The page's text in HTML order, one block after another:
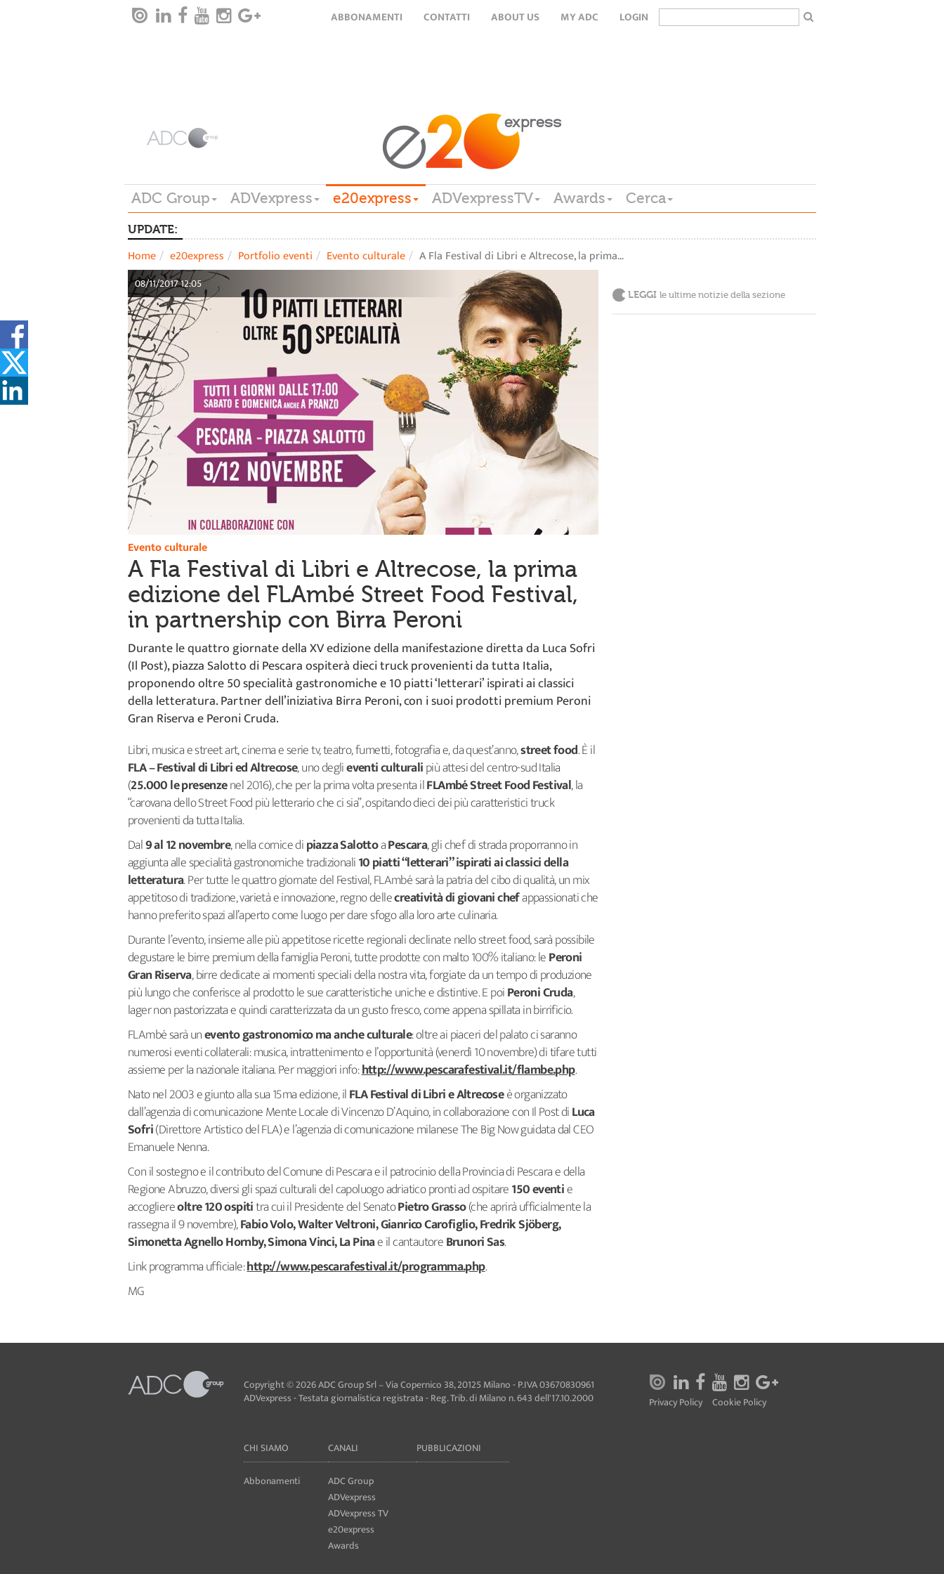
ABBONAMENTI CONTATTI ABOUT US MY ADC LOGIN
ADC Group ADVexpress e20express ADVexpressTV Awards Cerca
UPDATE:
Home e20express Portfolio eventi Evento culturale A Fla Festival di Libri e Altrecose, la prima…
08/11/2017 12:05
Evento culturale
A Fla Festival di Libri e Altrecose, la prima
edizione del FLAmbé Street Food Festival,
in partnership con Birra Peroni
Durante le quattro giornate della XV edizione della manifestazione diretta da Luca Sofri
(Il Post), piazza Salotto di Pescara ospiterà dieci truck provenienti da tutta Italia,
proponendo oltre 50 specialità gastronomiche e 10 piatti ‘letterari’ ispirati ai classici
della letteratura. Partner dell’iniziativa Birra Peroni, con i suoi prodotti premium Peroni
Gran Riserva e Peroni Cruda.
Libri, musica e street art, cinema e serie tv, teatro, fumetti, fotografia e, da quest’anno,street food. È il
FLA – Festival di Libri ed Altrecose, uno deglieventi culturalipiù attesi del centro-sud Italia
(25.000 le presenzenel 2016), che per la prima volta presenta ilFLAmbé Street Food Festival, la
“carovana dello Street Food più letterario che ci sia”, ospitando dieci dei più caratteristici truck
provenienti da tutta Italia.
Dal9 al 12 novembre, nella cornice dipiazza SalottoaPescara, gli chef di strada proporranno in
aggiunta alle specialità gastronomiche tradizionali10 piatti “letterari” ispirati ai classici della
letteratura. Per tutte le quattro giornate del Festival, FLAmbé sarà la patria del cibo di qualità, un mix
appetitoso di tradizione, varietà e innovazione, regno dellecreatività di giovani chefappassionati che
hanno preferito spazi all’aperto come luogo per dare sfogo alla loro arte culinaria.
Durante l’evento, insieme alle più appetitose ricette regionali declinate nello street food, sarà possibile
degustare le birre premium della famiglia Peroni, tutte prodotte con malto 100% italiano: lePeroni
Gran Riserva, birre dedicate ai momenti speciali della nostra vita, forgiate da un tempo di produzione
più lungo che conferisce al prodotto le sue caratteristiche uniche e distintive. E poiPeroni Cruda,
lager non pastorizzata e quindi caratterizzata da un gusto fresco, come appena spillata in birrificio.
FLAmbé sarà unevento gastronomico ma anche culturale: oltre ai piaceri del palato ci saranno
numerosi eventi collaterali: musica, intrattenimento e l’opportunità (venerdì 10 novembre) di tifare tutti
assieme per la nazionale italiana. Per maggiori info:http://www.pescarafestival.it/flambe.php.
Nato nel 2003 e giunto alla sua 15ma edizione, ilFLA Festival di Libri e Altrecoseè organizzato
dall’agenzia di comunicazione Mente Locale di Vincenzo D’Aquino, in collaborazione con Il Post diLuca
Sofri(Direttore Artistico del FLA) e l’agenzia di comunicazione milanese The Big Now guidata dal CEO
Emanuele Nenna.
Con il sostegno e il contributo del Comune di Pescara e il patrocinio della Provincia di Pescara e della
Regione Abruzzo, diversi gli spazi culturali del capoluogo adriatico pronti ad ospitare150 eventie
accogliereoltre 120 ospititra cui il Presidente del SenatoPietro Grasso(che aprirà ufficialmente la
rassegna il 9 novembre),Fabio Volo, Walter Veltroni, Gianrico Carofiglio, Fredrik Sjöberg,
Simonetta Agnello Hornby, Simona Vinci, La Pinae il cantautoreBrunori Sas.
Link programma ufficiale:http://www.pescarafestival.it/programma.php.
MG
LEGGI le ultime notizie della sezione
Copyright © 2026 ADC Group Srl – Via Copernico 38, 20125 Milano - P.IVA 03670830961
ADVexpress - Testata giornalistica registrata - Reg. Trib. di Milano n. 643 dell'17.10.2000
CHI SIAMO
Abbonamenti
CANALI
ADC Group
ADVexpress
ADVexpress TV
e20express
Awards
PUBBLICAZIONI
Privacy Policy Cookie Policy